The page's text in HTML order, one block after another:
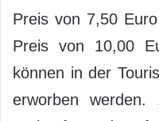
Preis von 7,50
Preis von 10,00
können in der
erworben